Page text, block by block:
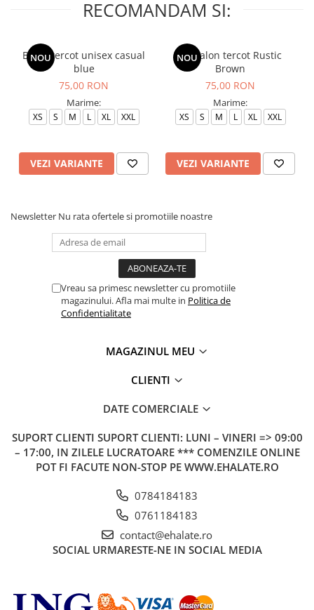
RECOMANDAM SI:
NOU
Bluza tercot unisex casual
blue
75,00 RON
Marime:
XS S M L XL XXL
VEZI VARIANTE
NOU
Pantalon tercot Rustic
Brown
75,00 RON
Marime:
XS S M L XL XXL
VEZI VARIANTE
Newsletter Nu rata ofertele si promotiile noastre
Vreau sa primesc newsletter cu promotiile
magazinului. Afla mai multe in Politica de
Confidentialitate
MAGAZINUL MEU
CLIENTI
DATE COMERCIALE
SUPORT CLIENTI SUPORT CLIENTI: LUNI – VINERI => 09:00
– 17:00, IN ZILELE LUCRATOARE *** COMENZILE ONLINE
POT FI FACUTE NON-STOP PE WWW.EHALATE.RO
0784184183
0761184183
contact@ehalate.ro
SOCIAL URMARESTE-NE IN SOCIAL MEDIA